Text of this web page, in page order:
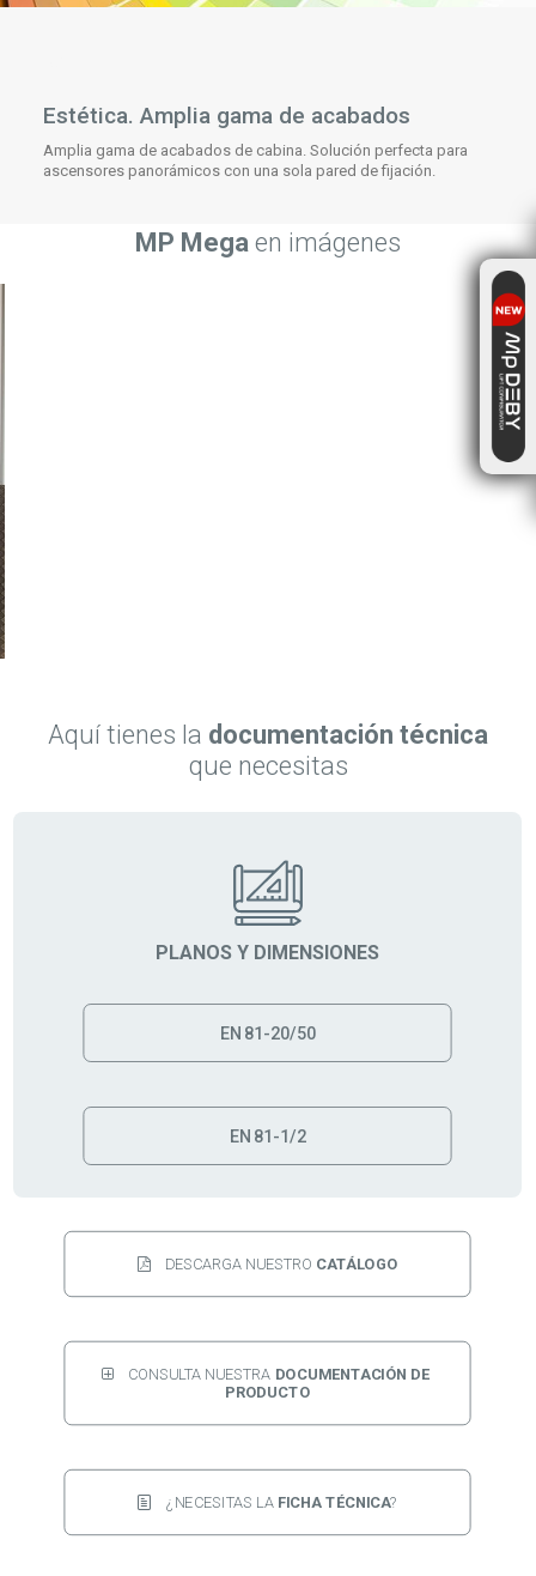
Estética. Amplia gama de acabados
Amplia gama de acabados de cabina. Solución perfecta para
ascensores panorámicos con una sola pared de fijación.
MP Mega en imágenes
Aquí tienes la documentación técnica
que necesitas
PLANOS Y DIMENSIONES
EN 81-20/50
EN 81-1/2
DESCARGA NUESTRO CATÁLOGO
CONSULTA NUESTRA DOCUMENTACIÓN DE
PRODUCTO
¿NECESITAS LA FICHA TÉCNICA?